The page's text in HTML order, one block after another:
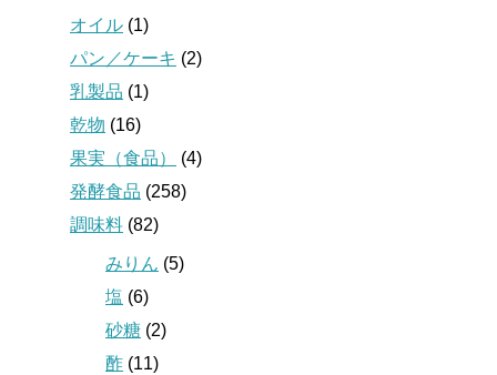
オイル (1)
パン／ケーキ (2)
乳製品 (1)
乾物 (16)
果実（食品）
(4)
発酵食品 (258)
調味料 (82)
みりん (5)
塩 (6)
砂糖 (2)
酢 (11)